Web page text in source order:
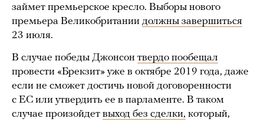
займет премьерское кресло. Выборы нового
премьера Великобритании должны завершиться
23 июля.
В случае победы Джонсон твердо пообещал
провести «Брекзит» уже в октябре 2019 года, даже
если не сможет достичь новой договоренности
с ЕС или утвердить ее в парламенте. В таком
случае произойдет выход без сделки, который,